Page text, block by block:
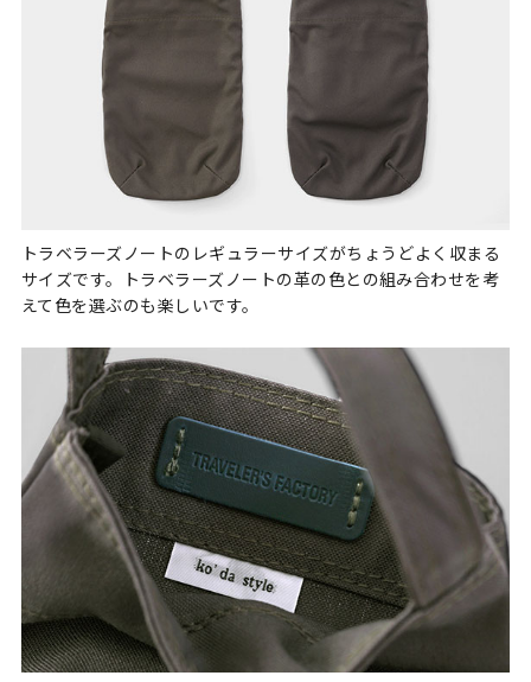
トラベラーズノートのレギュラーサイズがちょうどよく収まる
サイズです。トラベラーズノートの革の色との組み合わせを考
えて色を選ぶのも楽しいです。